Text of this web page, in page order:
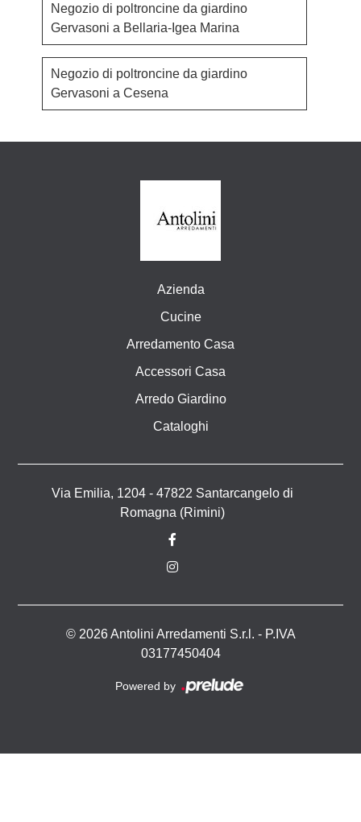
Negozio di poltroncine da giardino
Gervasoni a Bellaria-Igea Marina
Negozio di poltroncine da giardino
Gervasoni a Cesena
Azienda
Cucine
Arredamento Casa
Accessori Casa
Arredo Giardino
Cataloghi
Via Emilia, 1204 - 47822 Santarcangelo di
Romagna (Rimini)
© 2026 Antolini Arredamenti S.r.l. - P.IVA
03177450404
Powered by